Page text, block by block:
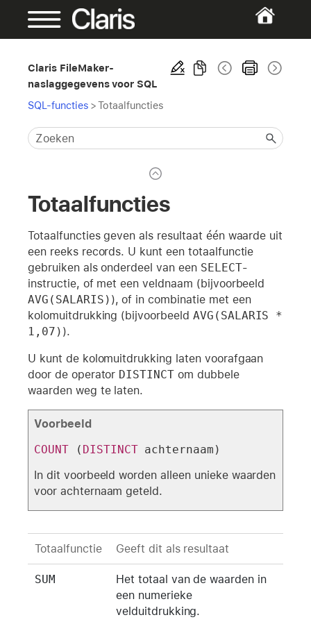
Claris FileMaker-
naslaggegevens voor SQL
SQL-functies >Totaalfuncties
Totaalfuncties
Totaalfuncties geven als resultaat één waarde uit
een reeks records. U kunt een totaalfunctie
gebruiken als onderdeel van een SELECT-
instructie, of met een veldnaam (bijvoorbeeld
AVG(SALARIS) ), of in combinatie met een
kolomuitdrukking (bijvoorbeeld AVG(SALARIS *
1,07) ).
U kunt de kolomuitdrukking laten voorafgaan
door de operator DISTINCT om dubbele
waarden weg te laten.
Voorbeeld
COUNT ( DISTINCT achternaam)
In dit voorbeeld worden alleen unieke waarden
voor achternaam geteld.
Totaalfunctie Geeft dit als resultaat
SUM
Het totaal van de waarden in
een numerieke
velduitdrukking.